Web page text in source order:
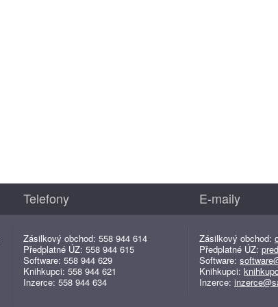
Telefony
Zásilkový obchod: 558 944 614
Předplatné ÚZ: 558 944 615
Software: 558 944 629
Knihkupci: 558 944 621
Inzerce: 558 944 634
E-maily
Zásilkový obchod:
Předplatné ÚZ:
Software:
Knihkupci:
Inzerce: